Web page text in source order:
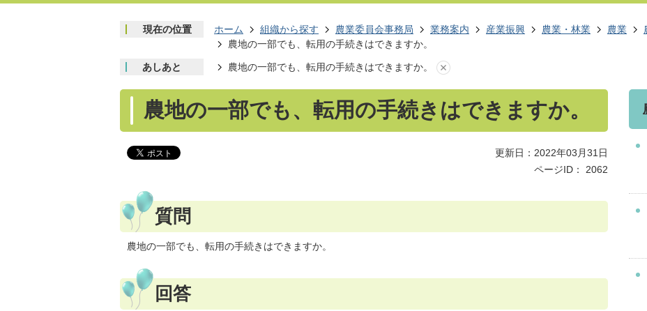
現在の位置 ホーム 組織から探す 農業委員会事務局 業務案内 産業振興 農業・林業 農業
農地の一部でも、転用の手続きはできますか。
あしあと 農地の一部でも、転用の手続きはできますか。
農地の一部でも、転用の手続きはできますか。
更新日：2022年03月31日
ページID：
2062
質問
農地の一部でも、転用の手続きはできますか。
回答